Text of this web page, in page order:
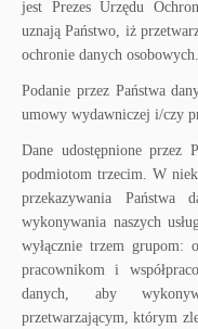
jest Prezes Urzędu
uznają Państwo, iż
ochronie danych osobowych.
Podanie przez Państwa
umowy wydawniczej i/czy
Dane udostępnione przez
podmiotom trzecim. W
przekazywania
wykonywania naszych
wyłącznie trzem grupom:
pracownikom i
danych, aby
przetwarzającym, którym